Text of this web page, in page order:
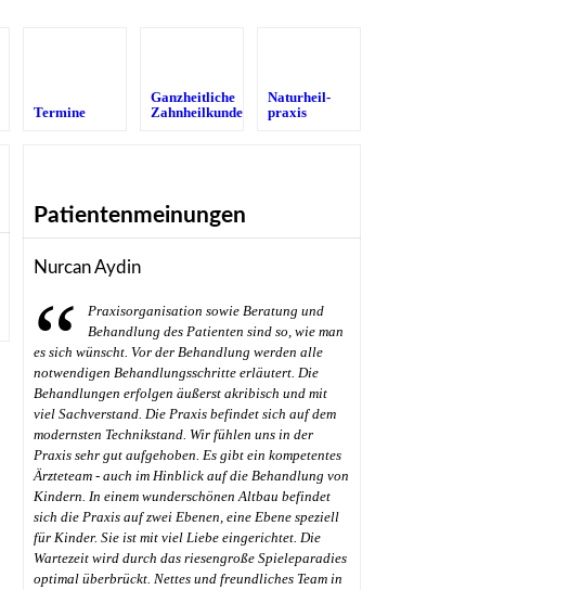
Termine
Ganzheitliche
Zahnheilkunde
Naturheil­
praxis
Patientenmeinungen
Nurcan Aydin
Praxisorganisation sowie Beratung und
Behandlung des Patienten sind so, wie man
es sich wünscht. Vor der Behandlung werden alle
notwendigen Behandlungsschritte erläutert. Die
Behandlungen erfolgen äußerst akribisch und mit
viel Sachverstand. Die Praxis befindet sich auf dem
modernsten Technikstand. Wir fühlen uns in der
Praxis sehr gut aufgehoben. Es gibt ein kompetentes
Ärzteteam - auch im Hinblick auf die Behandlung von
Kindern. In einem wunderschönen Altbau befindet
sich die Praxis auf zwei Ebenen, eine Ebene speziell
für Kinder. Sie ist mit viel Liebe eingerichtet. Die
Wartezeit wird durch das riesengroße Spieleparadies
optimal überbrückt. Nettes und freundliches Team in